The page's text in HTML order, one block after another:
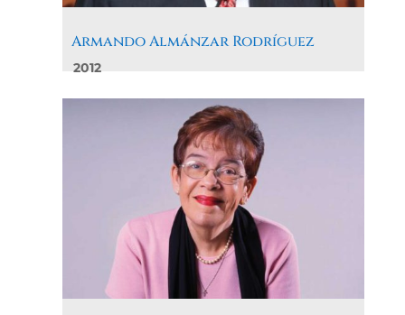
Armando Almánzar Rodríguez
2012